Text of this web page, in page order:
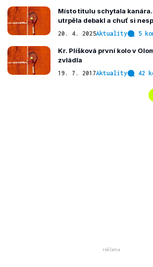
Místo titulu schytala
utrpěla debakl a chuť si
20. 4. 2025Aktuality 5
Kr. Plíšková první kolo v
zvládla
19. 7. 2017Aktuality 42